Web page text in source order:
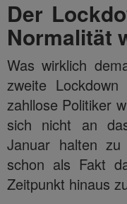
Der
Normalität
Was wirklich
zweite
zahllose Politiker
sich nicht an
Januar halten
schon als Fakt
Zeitpunkt hinaus